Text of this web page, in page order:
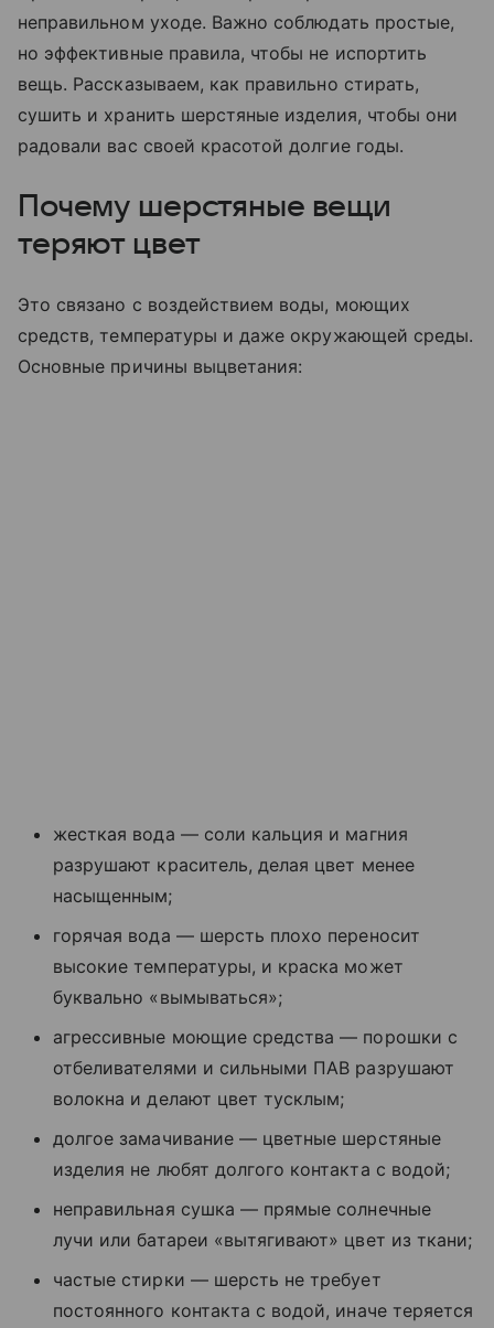
неправильном уходе. Важно соблюдать простые,
но эффективные правила, чтобы не испортить
вещь. Рассказываем, как правильно стирать,
сушить и хранить шерстяные изделия, чтобы они
радовали вас своей красотой долгие годы.
Почему шерстяные вещи
теряют цвет
Это связано с воздействием воды, моющих
средств, температуры и даже окружающей среды.
Основные причины выцветания:
жесткая вода — соли кальция и магния
разрушают краситель, делая цвет менее
насыщенным;
горячая вода — шерсть плохо переносит
высокие температуры, и краска может
буквально «вымываться»;
агрессивные моющие средства — порошки с
отбеливателями и сильными ПАВ разрушают
волокна и делают цвет тусклым;
долгое замачивание — цветные шерстяные
изделия не любят долгого контакта с водой;
неправильная сушка — прямые солнечные
лучи или батареи «вытягивают» цвет из ткани;
частые стирки — шерсть не требует
постоянного контакта с водой, иначе теряется